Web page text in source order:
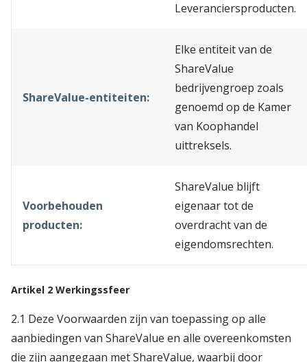
Leveranciersproducten.
ShareValue-entiteiten:
Elke entiteit van de
ShareValue
bedrijvengroep zoals
genoemd op de Kamer
van Koophandel
uittreksels.
Voorbehouden
producten:
ShareValue blijft
eigenaar tot de
overdracht van de
eigendomsrechten.
Artikel 2 Werkingssfeer
2.1 Deze Voorwaarden zijn van toepassing op alle
aanbiedingen van ShareValue en alle overeenkomsten
die zijn aangegaan met ShareValue, waarbij door